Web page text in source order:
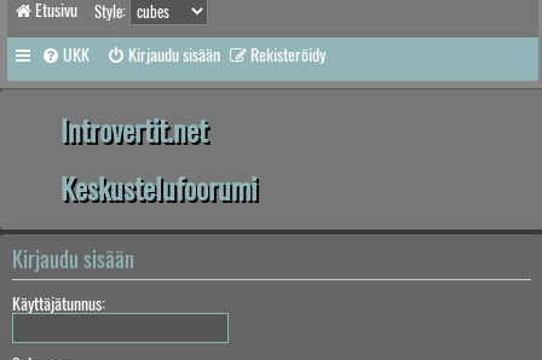
Etusivu Style:
UKK Kirjaudu sisään Rekisteröidy
Introvertit.net
Keskustelufoorumi
Kirjaudu sisään
Käyttäjätunnus: